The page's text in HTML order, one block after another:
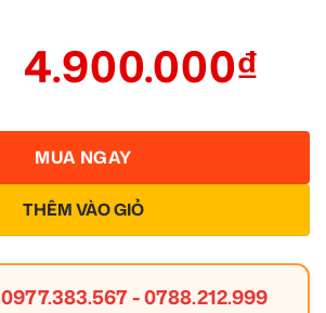
4.900.000₫
THÊM VÀO GIỎ
MUA NGAY
0977.383.567-0788.212.999